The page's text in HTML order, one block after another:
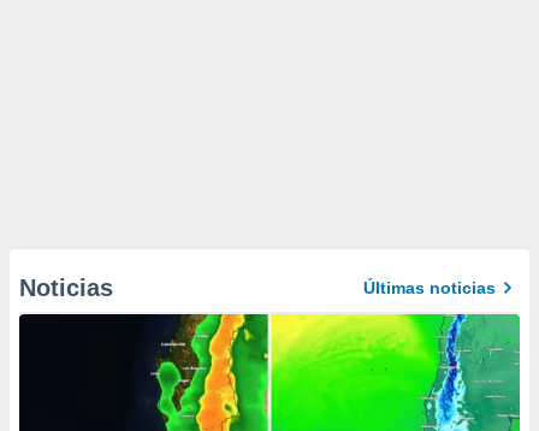
Noticias Últimas noticias